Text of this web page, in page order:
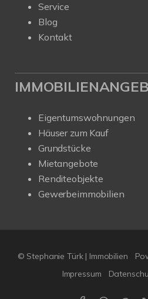
Service
Blog
Kontakt
Eigentumswohnungen
Häuser zum Kauf
Grundstücke
Mietangebote
Renditeobjekte
Gewerbeimmobilien
© Stephanie Türk | Immobilien
Impressum